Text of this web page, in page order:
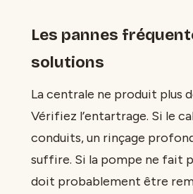
Les pannes
solutions
La centrale ne produit plus
Vérifiez l’entartrage. Si le
conduits, un rinçage
suffire. Si la pompe ne fait
doit probablement être